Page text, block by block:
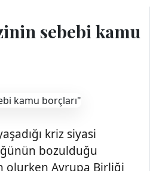
sebebi kamu
kriz siyasi
bozulduğu
olurken Avrupa Birliği